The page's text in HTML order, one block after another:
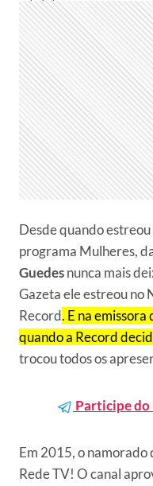
Desde quando estreou
programa Mulheres,
Guedesnunca mais
Gazeta ele estreou no
Record. E na
quando a Record
trocou todos os
Participe do
Em 2015, o namorado
Rede TV! O canal